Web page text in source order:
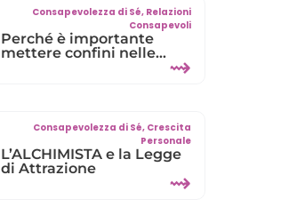
Consapevolezza di Sé, Relazioni
Consapevoli
Perché è importante
mettere confini nelle
⇝
Consapevolezza di Sé, Crescita
Personale
L’ALCHIMISTA e la Legge
di Attrazione
⇝